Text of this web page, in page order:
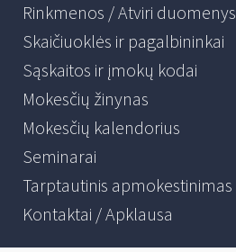
Rinkmenos / Atviri duomenys
Skaičiuoklės ir pagalbininkai
Sąskaitos ir įmokų kodai
Mokesčių žinynas
Mokesčių kalendorius
Seminarai
Tarptautinis apmokestinimas
Kontaktai / Apklausa